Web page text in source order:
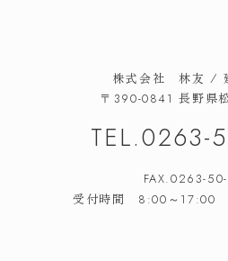
株式会社 林友 /
〒390-0841 長野県
TEL.0263-
FAX.0263-
受付時間 8:00～17:00